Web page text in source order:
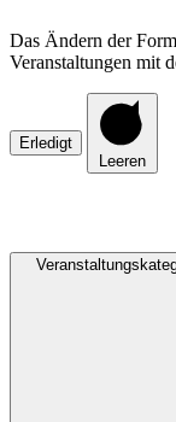
Das Ändern der
Veranstaltungen mit
Erledigt
Leeren